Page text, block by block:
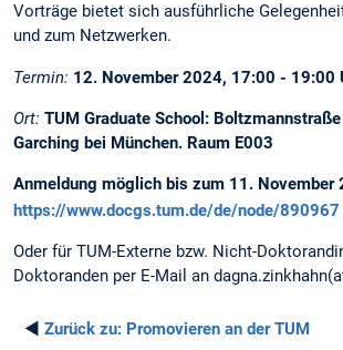
Vorträge bietet sich ausführliche
und zum Netzwerken.
Termin: 12. November 2024, 17:00 - 19:00
Ort: TUM Graduate School:
Garching bei München. Raum E003
Anmeldung möglich bis zum 11. November
https://www.docgs.tum.de/de/node/890967
Oder für TUM-Externe bzw. Nicht-
Doktoranden per E-Mail an
◄ Zurück zu: Promovieren an der TUM